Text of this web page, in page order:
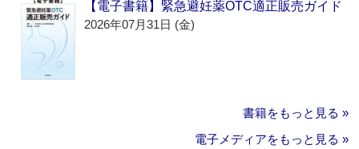
【電子書籍】緊急避妊薬OTC適正販売ガイド
2026年07月31日 (金)
書籍をもっと見る »
電子メディアをもっと見る »